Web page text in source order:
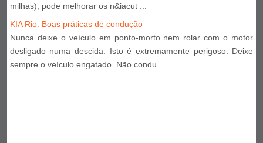
milhas), pode melhorar os n&iacut ...
KIA Rio. Boas práticas de condução
Nunca deixe o veículo em ponto-morto nem rolar com o motor
desligado numa descida. Isto é extremamente perigoso. Deixe
sempre o veículo engatado. Não condu ...